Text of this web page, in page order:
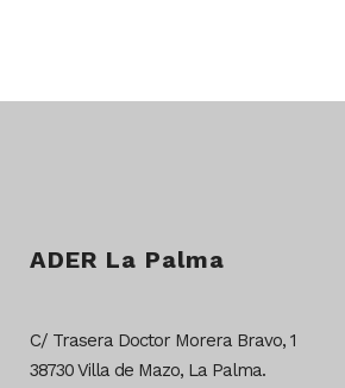
ADER La Palma
C/ Trasera Doctor Morera Bravo, 1
38730 Villa de Mazo, La Palma.